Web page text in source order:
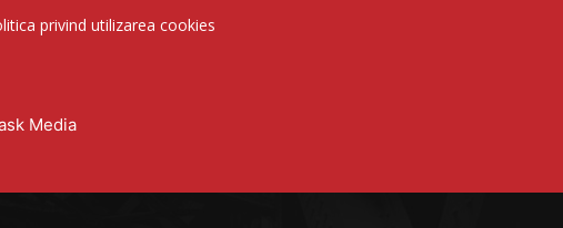
privind utilizarea cookies
Media